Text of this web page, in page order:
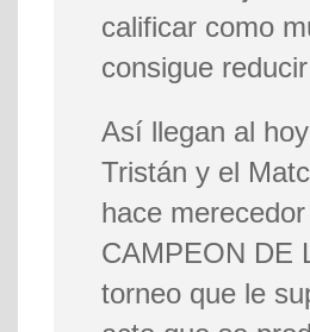
calificar como
consigue
Así llegan al
Tristán y el
hace
CAMPEON DE
torneo que le